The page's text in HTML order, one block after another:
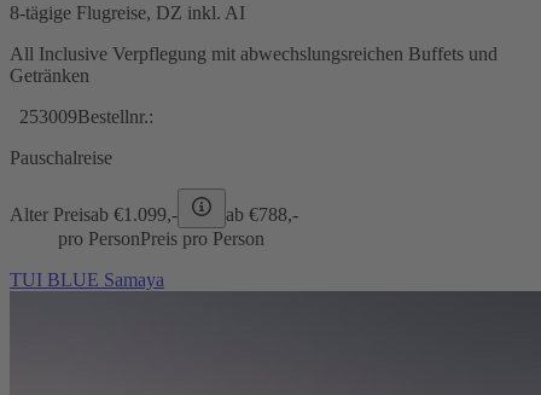
8-tägige Flugreise, DZ inkl. AI
All Inclusive Verpflegung mit abwechslungsreichen Buffets und
Getränken
253009Bestellnr.:
Pauschalreise
Alter Preisab €1.099,- ab €788,-
pro PersonPreis pro Person
TUI BLUE Samaya